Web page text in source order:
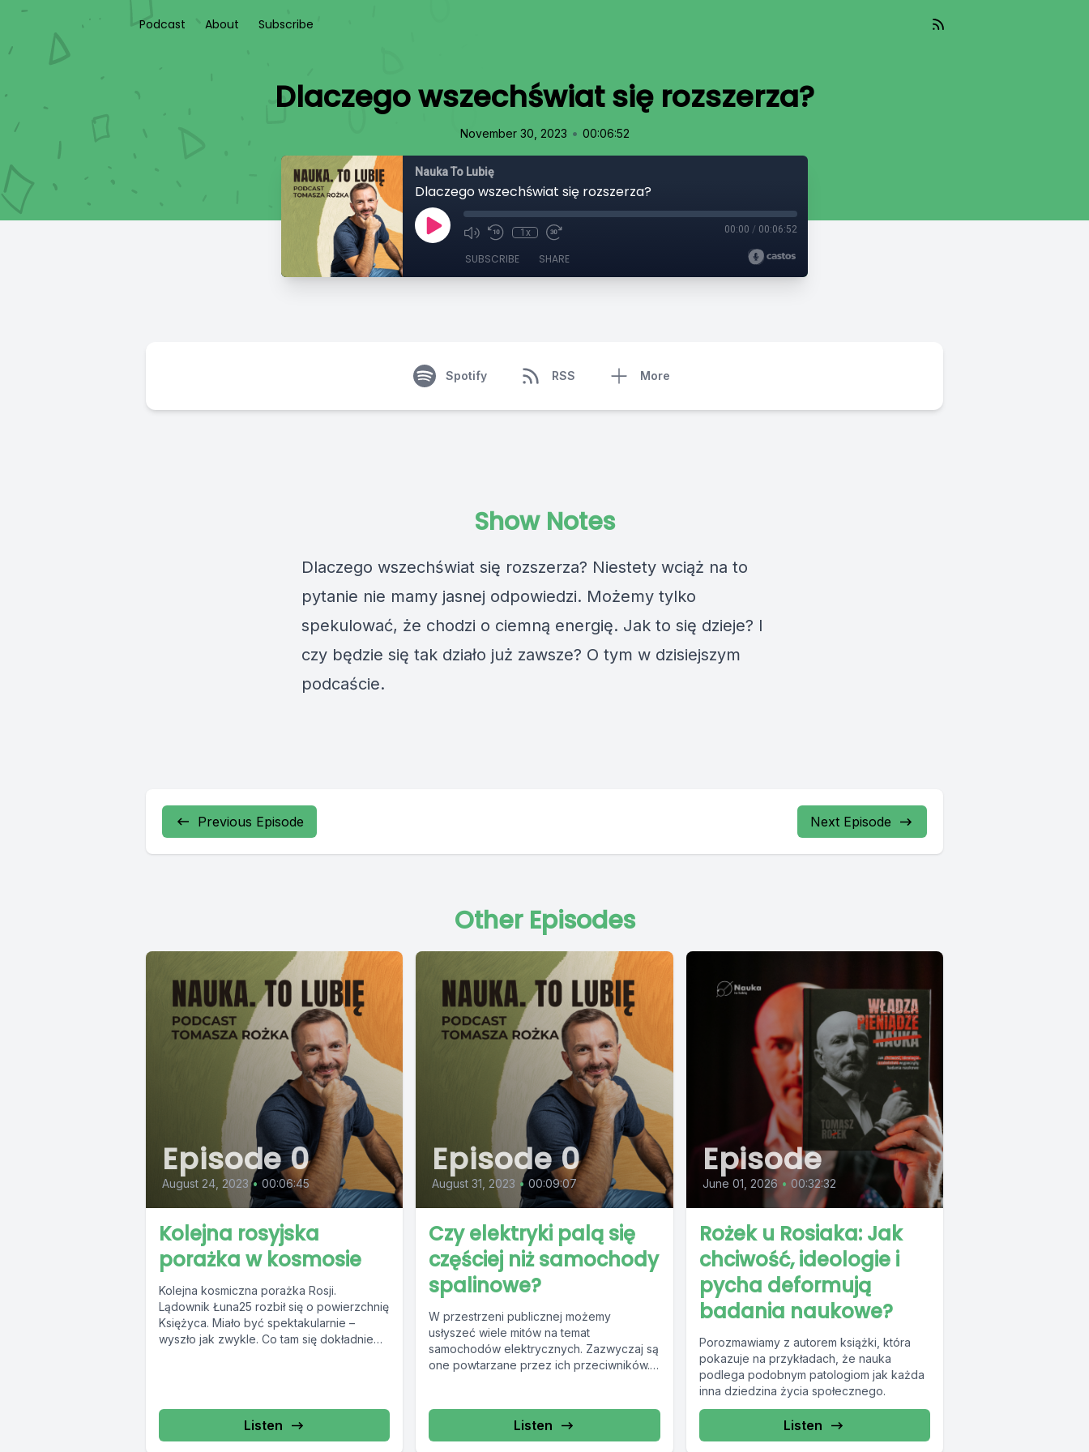
Podcast About Subscribe
Dlaczego wszechświat się rozszerza?
November 30, 2023 • 00:06:52
Nauka To Lubię
Dlaczego wszechświat się rozszerza?
1x 00:00 / 00:06:52
SUBSCRIBE SHARE
Spotify RSS More
Show Notes
Dlaczego wszechświat się rozszerza? Niestety wciąż na to
pytanie nie mamy jasnej odpowiedzi. Możemy tylko
spekulować, że chodzi o ciemną energię. Jak to się dzieje? I
czy będzie się tak działo już zawsze? O tym w dzisiejszym
podcaście.
Previous Episode Next Episode
Other Episodes
Episode 0
August 24, 2023 • 00:06:45
Kolejna rosyjska
porażka w kosmosie
Kolejna kosmiczna porażka Rosji.
Lądownik Łuna25 rozbił się o powierzchnię
Księżyca. Miało być spektakularnie –
wyszło jak zwykle. Co tam się dokładnie
Listen
Episode 0
August 31, 2023 • 00:09:07
Czy elektryki palą się
częściej niż samochody
spalinowe?
W przestrzeni publicznej możemy
usłyszeć wiele mitów na temat
samochodów elektrycznych. Zazwyczaj są
one powtarzane przez ich przeciwników.
Listen
Episode
June 01, 2026 • 00:32:32
Rożek u Rosiaka: Jak
chciwość, ideologie i
pycha deformują
badania naukowe?
Porozmawiamy z autorem książki, która
pokazuje na przykładach, że nauka
podlega podobnym patologiom jak każda
inna dziedzina życia społecznego.
Listen